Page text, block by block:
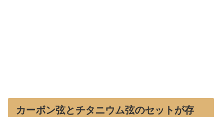
カーボン弦とチタニウム弦のセットが存